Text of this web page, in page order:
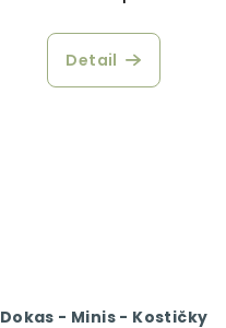
Detail
Dokas - Minis - Kostičky